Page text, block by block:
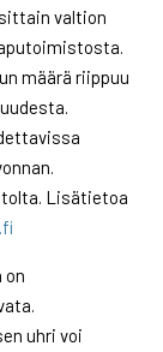
valtion
määrä riippuu
Lisätietoa
on
uhri voi